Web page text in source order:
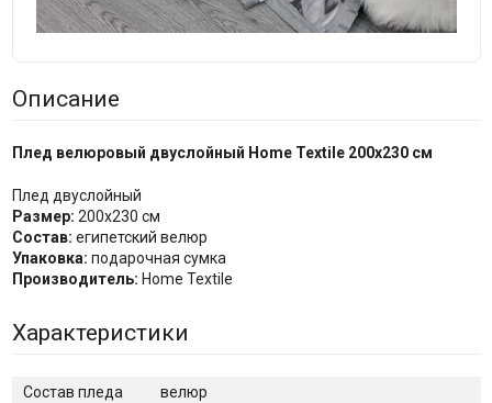
Описание
Плед велюровый двуслойный Home Textile 200x230 см
Плед двуслойный
Размер: 200x230 см
Состав: египетский велюр
Упаковка: подарочная сумка
Производитель: Home Textile
Характеристики
Состав пледа
велюр